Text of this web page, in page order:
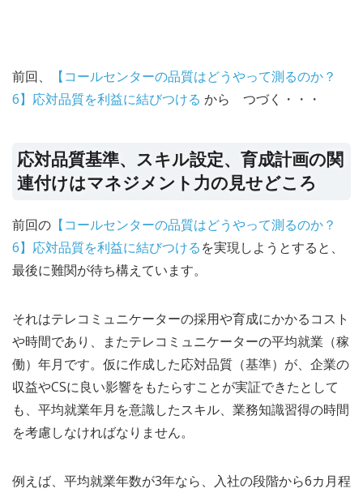
前回、
【コールセンターの品質はどうやって測るのか？
6】応対品質を利益に結びつける から つづく・・・
応対品質基準、スキル設定、育成計画の関
連付けはマネジメント力の見せどころ
前回の 【コールセンターの品質はどうやって測るのか？
6】応対品質を利益に結びつけるを実現しようとすると、
最後に難関が待ち構えています。
それはテレコミュニケーターの採用や育成にかかるコスト
や時間であり、またテレコミュニケーターの平均就業（稼
働）年月です。仮に作成した応対品質（基準）が、企業の
収益やCSに良い影響をもたらすことが実証できたとして
も、平均就業年月を意識したスキル、業務知識習得の時間
を考慮しなければなりません。
例えば、平均就業年数が3年なら、入社の段階から6カ月程